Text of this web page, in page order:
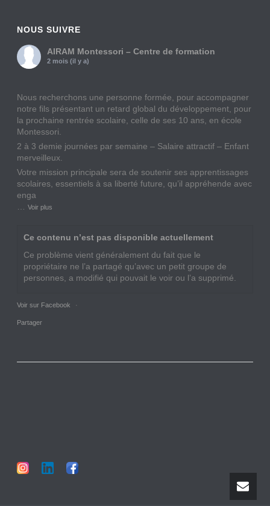
NOUS SUIVRE
AIRAM Montessori – Centre de formation
2 mois (il y a)
Nous recherchons une personne formée, pour accompagner
notre fils présentant un retard global du développement, pour
la prochaine rentrée scolaire, celle de ses 10 ans, en école
Montessori.
2 à 3 demie journées par semaine – Salaire attractif – Enfant
merveilleux.
Votre mission principale sera de soutenir ses apprentissages
scolaires, essentiels à sa liberté future, qu’il appréhende avec
enga
…Voir plus
Ce contenu n’est pas disponible actuellement
Ce problème vient généralement du fait que le
propriétaire ne l’a partagé qu’avec un petit groupe de
personnes, a modifié qui pouvait le voir ou l’a supprimé.
Voir sur Facebook ·
Partager